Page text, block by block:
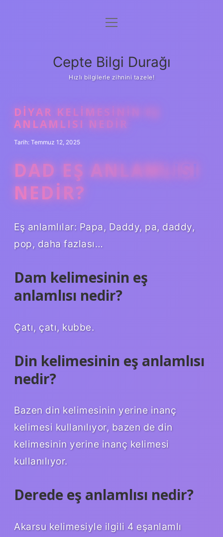
Anasayfa
Yasal Uyarı
menüyü
Cepte Bilgi Durağı
Hızlı bilgilerle zihnini tazele!
DIYAR KELIMESININ EŞ
ANLAMLISI NEDIR
Tarih: Temmuz 12, 2025
DAD EŞ ANLAMLISI
NEDIR?
Eş anlamlılar: Papa, Daddy, pa, daddy,
pop, daha fazlası…
Dam kelimesinin eş
anlamlısı nedir?
Çatı, çatı, kubbe.
Din kelimesinin eş anlamlısı
nedir?
Bazen din kelimesinin yerine inanç
kelimesi kullanılıyor, bazen de din
kelimesinin yerine inanç kelimesi
kullanılıyor.
Derede eş anlamlısı nedir?
Akarsu kelimesiyle ilgili 4 eşanlamlı